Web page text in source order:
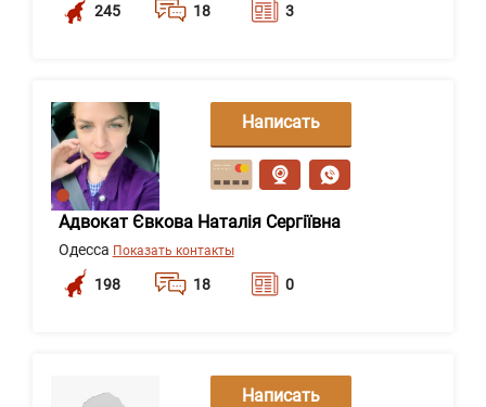
245 18 3
Адвокат Євкова Наталія Сергіївна
Одесса Показать контакты
198 18 0
Написать
сообщение
Написать